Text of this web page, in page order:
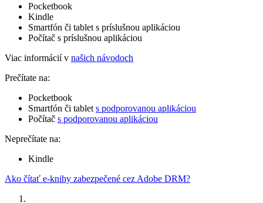
Pocketbook
Kindle
Smartfón či tablet s príslušnou aplikáciou
Počítač s príslušnou aplikáciou
Viac informácií v našich návodoch
Prečítate na:
Pocketbook
Smartfón či tablet s podporovanou aplikáciou
Počítač s podporovanou aplikáciou
Neprečítate na:
Kindle
Ako čítať e-knihy zabezpečené cez Adobe DRM?